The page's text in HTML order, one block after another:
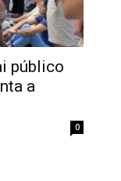
público
a
0